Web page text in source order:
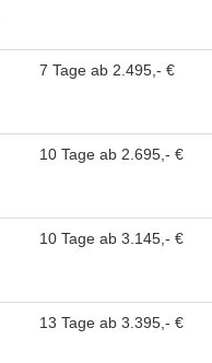
7 Tage ab 2.495,- €
10 Tage ab 2.695,- €
10 Tage ab 3.145,- €
13 Tage ab 3.395,- €